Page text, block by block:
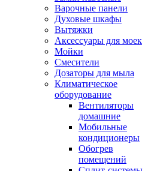
Варочные панели
Духовые шкафы
Вытяжки
Аксессуары для моек
Мойки
Смесители
Дозаторы для мыла
Климатическое
оборудование
Вентиляторы
домашние
Мобильные
кондиционеры
Обогрев
помещений